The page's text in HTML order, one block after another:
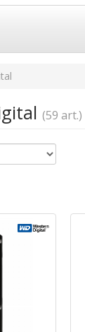
(59 art.)